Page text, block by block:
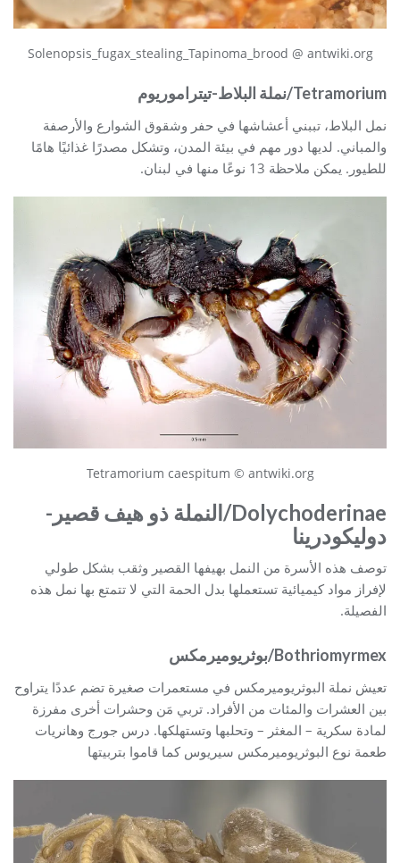
Solenopsis_fugax_stealing_Tapinoma_brood @ antwiki.org
Tetramorium/نملة البلاط-تيتراموريوم
نمل البلاط، تببني أعشاشها في حفر وشقوق الشوارع والأرصفة
والمباني. لديها دور مهم في بيئة المدن، وتشكل مصدرًا غذائيًا هامًا
للطيور. يمكن ملاحظة 13 نوعًا منها في لبنان.
Tetramorium caespitum © antwiki.org
Dolychoderinae
/النملة ذو هيف قصير-
دوليكودرينا
توصف هذه الأسرة من النمل بهيفها القصير وثقب بشكل طولي
لإفراز مواد كيميائية تستعملها بدل الحمة التي لا تتمتع بها نمل هذه
الفصيلة.
Bothriomyrmex/بوثريوميرمكس
تعيش نملة البوثريوميرمكس في مستعمرات صغيرة تضم عددًا يتراوح
بين العشرات والمئات من الأفراد. تربي مَن وحشرات أخرى مفرزة
لمادة سكرية – المغثر – وتحلبها وتستهلكها. درس جورج وهانريات
طعمة نوع البوثريوميرمكس سيريوس كما قاموا بتربيتها